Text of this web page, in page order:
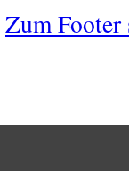
Zum Footer